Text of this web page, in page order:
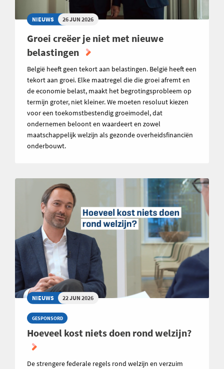
NIEUWS 26 JUN 2026
Groei creëer je niet met nieuwe
belastingen
België heeft geen tekort aan belastingen. België heeft een
tekort aan groei. Elke maatregel die die groei afremt en
de economie belast, maakt het begrotingsprobleem op
termijn groter, niet kleiner. We moeten resoluut kiezen
voor een toekomstbestendig groeimodel, dat
ondernemen beloont en waardeert en zowel
maatschappelijk welzijn als gezonde overheidsfinanciën
onderbouwt.
NIEUWS 22 JUN 2026
GESPONSORD
Hoeveel kost niets doen rond welzijn?
De strengere federale regels rond welzijn en verzuim